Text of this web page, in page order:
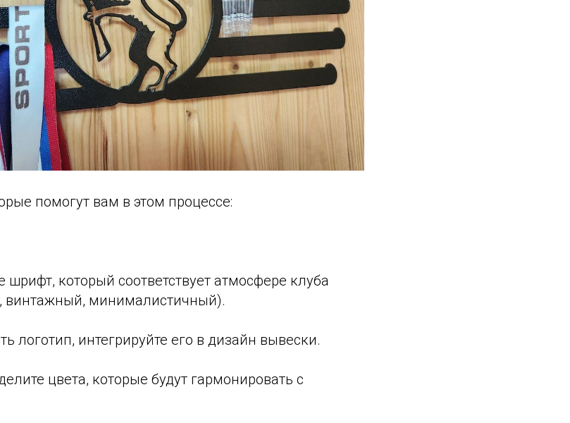
помогут вам в этом процессе:
который соответствует атмосфере клуба
винтажный, минималистичный).
логотип, интегрируйте его в дизайн вывески.
цвета, которые будут гармонировать с